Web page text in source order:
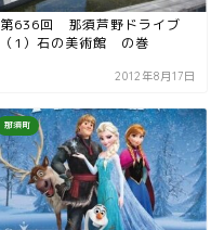
第636回 那須芦野ドライブ
（1）石の美術館 の巻
2012年8月17日
那須町